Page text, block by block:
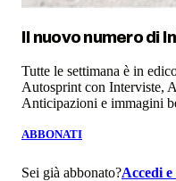
Il nuovo numero di
Tutte le settimana è in
Autosprint con Interviste,
Anticipazioni e immagini
ABBONATI
Sei già abbonato?Accedi e